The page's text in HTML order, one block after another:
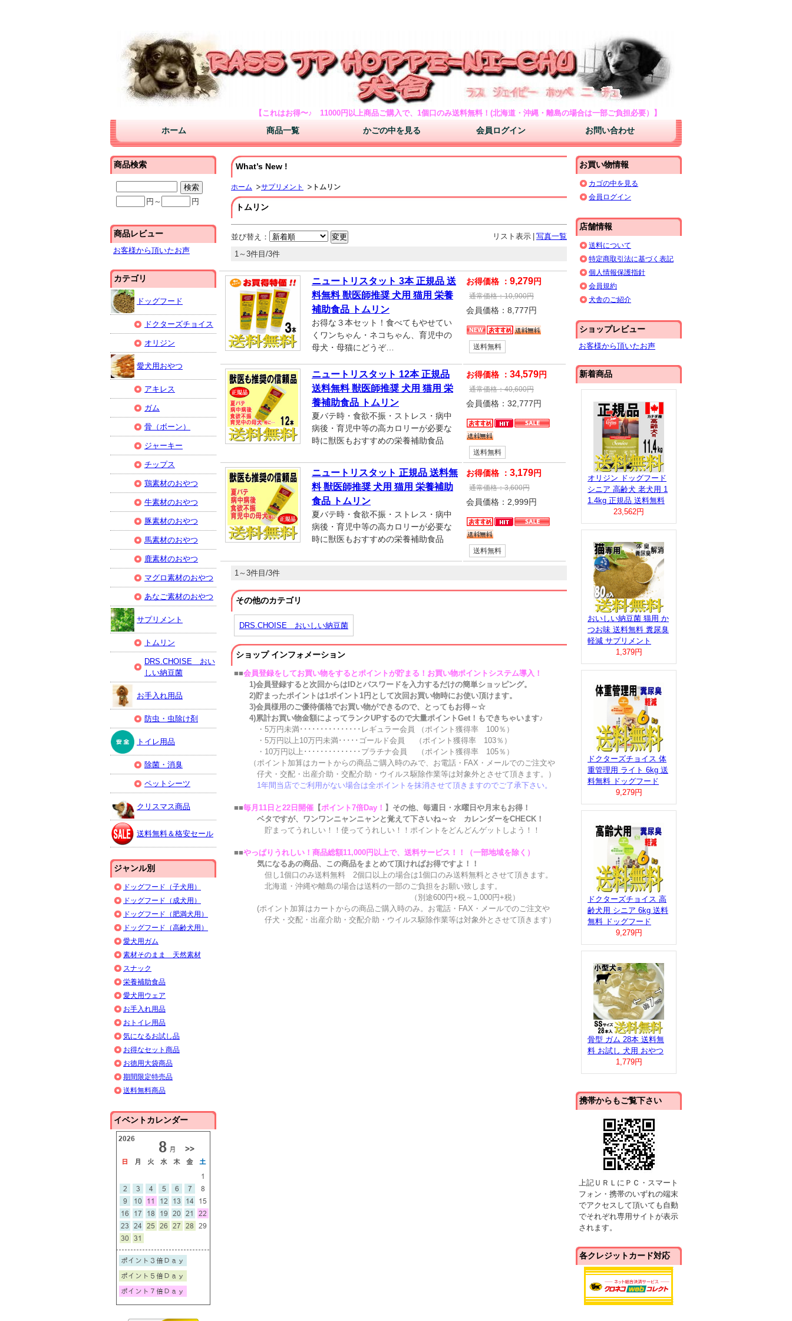
【これはお得〜♪ 11000円以上商品ご購入で、1個口のみ送料無料！(北海道・沖縄・離島の場合は一部ご負担必要）】
ホーム 商品一覧 かごの中を見る 会員ログイン お問い合わせ
What’s New !
ホーム サプリメント トムリン
トムリン
リスト表示 | 写真一覧
並び替え：
1～3件目/3件
ニュートリスタット 3本 正規品 送
料無料 獣医師推奨 犬用 猫用 栄養
補助食品 トムリン
お得な３本セット！食べてもやせてい
くワンちゃん・ネコちゃん、育児中の
母犬・母猫にどうぞ…
お得価格 ： 9,279円
通常価格：10,900円
会員価格： 8,777円
送料無料
ニュートリスタット 12本 正規品
送料無料 獣医師推奨 犬用 猫用 栄
養補助食品 トムリン
夏バテ時・食欲不振・ストレス・病中
病後・育児中等の高カロリーが必要な
時に獣医もおすすめの栄養補助食品
お得価格 ： 34,579円
通常価格：40,600円
会員価格： 32,777円
送料無料
ニュートリスタット 正規品 送料無
料 獣医師推奨 犬用 猫用 栄養補助
食品 トムリン
夏バテ時・食欲不振・ストレス・病中
病後・育児中等の高カロリーが必要な
時に獣医もおすすめの栄養補助食品
お得価格 ： 3,179円
通常価格：3,600円
会員価格： 2,999円
送料無料
1～3件目/3件
その他のカテゴリ
DRS.CHOISE おいしい納豆菌
ショップ インフォメーション
■■会員登録をしてお買い物をするとポイントが貯まる！お買い物ポイントシステム導入！
1)会員登録すると次回からはIDとパスワードを入力するだけの簡単ショッピング。
2)貯まったポイントは1ポイント1円として次回お買い物時にお使い頂けます。
3)会員様用のご優待価格でお買い物ができるので、とってもお得～☆
4)累計お買い物金額によってランクUPするので大量ポイントGet！もできちゃいます♪
・5万円未満･･･････････････レギュラー会員 （ポイント獲得率 100％）
・5万円以上10万円未満･････ゴールド会員 （ポイント獲得率 103％）
・10万円以上･･････････････プラチナ会員 （ポイント獲得率 105％）
（ポイント加算はカートからの商品ご購入時のみで、お電話・FAX・メールでのご注文や
仔犬・交配・出産介助・交配介助・ウイルス駆除作業等は対象外とさせて頂きます。）
1年間当店でご利用がない場合は全ポイントを抹消させて頂きますのでご了承下さい。
■■毎月11日と22日開催 【ポイント7倍Day！ 】 その他、毎週日・水曜日や月末もお得！
ベタですが、ワンワンニャンニャンと覚えて下さいね～☆ カレンダーをCHECK！
貯まってうれしい！！使ってうれしい！！ポイントをどんどんゲットしよう！！
■■やっぱりうれしい！商品総額11,000円以上で、送料サービス！！（一部地域を除く）
気になるあの商品、この商品をまとめて頂ければお得ですよ！！
但し1個口のみ送料無料 2個口以上の場合は1個口のみ送料無料とさせて頂きます。
北海道・沖縄や離島の場合は送料の一部のご負担をお願い致します。
（別途600円+税～1,000円+税）
(ポイント加算はカートからの商品ご購入時のみ。お電話・FAX・メールでのご注文や
仔犬・交配・出産介助・交配介助・ウイルス駆除作業等は対象外とさせて頂きます）
商品検索
円～ 円
商品レビュー
お客様から頂いたお声
カテゴリ
ドッグフード
ドクターズチョイス
オリジン
愛犬用おやつ
アキレス
ガム
骨（ボーン）
ジャーキー
チップス
鶏素材のおやつ
牛素材のおやつ
豚素材のおやつ
馬素材のおやつ
鹿素材のおやつ
マグロ素材のおやつ
あなご素材のおやつ
サプリメント
トムリン
DRS.CHOISE おい
しい納豆菌
お手入れ用品
防虫・虫除け剤
トイレ用品
除菌・消臭
ペットシーツ
クリスマス商品
送料無料＆格安セール
ジャンル別
ドッグフード（子犬用）
ドッグフード（成犬用）
ドッグフード（肥満犬用）
ドッグフード（高齢犬用）
愛犬用ガム
素材そのまま 天然素材
スナック
栄養補助食品
愛犬用ウェア
お手入れ用品
おトイレ用品
気になるお試し品
お得なセット商品
お徳用大袋商品
期間限定特売品
送料無料商品
イベントカレンダー
お買い物情報
カゴの中を見る
会員ログイン
店舗情報
送料について
特定商取引法に基づく表記
個人情報保護指針
会員規約
犬舎のご紹介
ショップレビュー
お客様から頂いたお声
新着商品
オリジン ドッグフード
シニア 高齢犬 老犬用 1
1.4kg 正規品 送料無料
23,562円
おいしい納豆菌 猫用 か
つお味 送料無料 糞尿臭
軽減 サプリメント
1,379円
ドクターズチョイス 体
重管理用 ライト 6kg 送
料無料 ドッグフード
9,279円
ドクターズチョイス 高
齢犬用 シニア 6kg 送料
無料 ドッグフード
9,279円
骨型 ガム 28本 送料無
料 お試し 犬用 おやつ
1,779円
携帯からもご覧下さい
上記ＵＲＬにＰＣ・スマート
フォン・携帯のいずれの端末
でアクセスして頂いても自動
でそれぞれ専用サイトが表示
されます。
各クレジットカード対応